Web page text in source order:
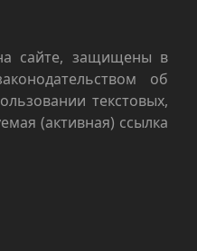
сайте, защищены в
об
текстовых,
(активная) ссылка